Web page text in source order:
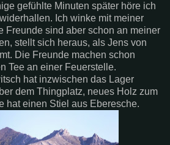
gefühlte Minuten später höre ich
Ich winke mit meiner
Freunde sind aber schon an meiner
stellt sich heraus, als Jens von
Die Freunde machen schon
Tee an einer Feuerstelle.
hat inzwischen das Lager
dem Thingplatz, neues Holz zum
hat einen Stiel aus Eberesche.